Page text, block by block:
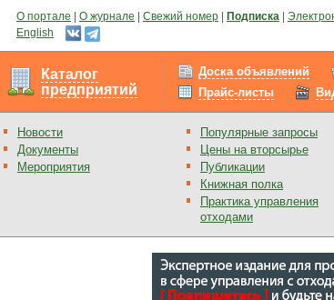
О портале О журнале Свежий номер Подписка
English
Каталог
предприятий
Доска объявлений
Прайс-листы
Новости
Документы
Мероприятия
Популярные запросы
Цены на вторсырье
Публикации
Книжная полка
Практика управления
отходами